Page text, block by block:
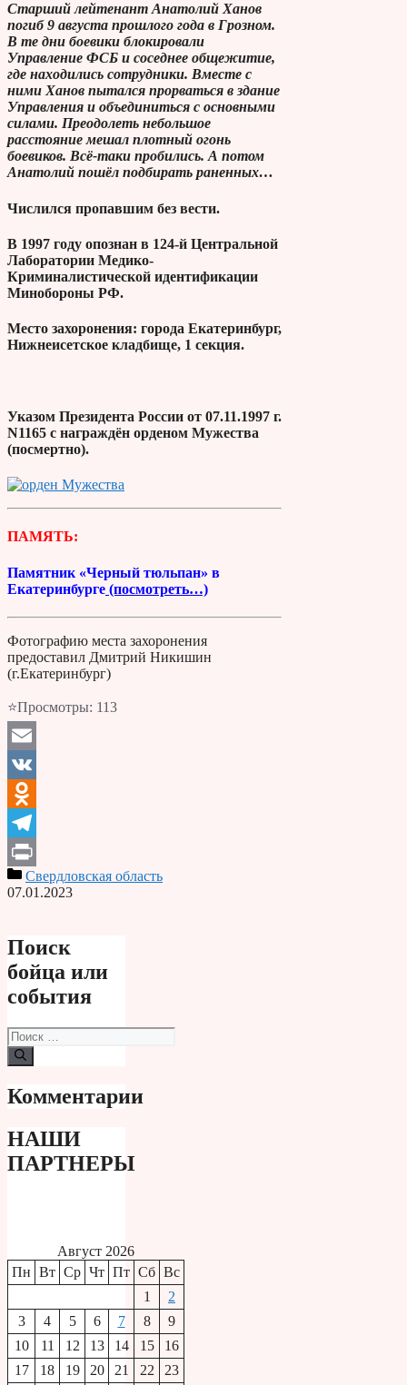
Старший лейтенант Анатолий Ханов
погиб 9 августа прошлого года в Грозном.
В те дни боевики блокировали
Управление ФСБ и соседнее общежитие,
где находились сотрудники. Вместе с
ними Ханов пытался прорваться в здание
Управления и объединиться с основными
силами. Преодолеть небольшое
расстояние мешал плотный огонь
боевиков. Всё-таки пробились. А потом
Анатолий пошёл подбирать раненных…
Числился пропавшим без вести.
В 1997 году опознан в 124-й Центральной
Лаборатории Медико-
Криминалистической идентификации
Минобороны РФ.
Место захоронения: города Екатеринбург,
Нижнеисетское кладбище, 1 секция.
Указом Президента России от 07.11.1997 г.
N1165 с награждён орденом Мужества
(посмертно).
ПАМЯТЬ:
Памятник «Черный тюльпан» в
Екатеринбурге (посмотреть…)
Фотографию места захоронения
предоставил Дмитрий Никишин
(г.Екатеринбург)
⭐Просмотры: 113
Email
VK
Odnoklassniki
Telegram
PrintСвердловская область
07.01.2023
Поиск
бойца или
события
Поиск:
Комментарии
НАШИ
ПАРТНЕРЫ
Август 2026
Пн Вт Ср Чт Пт Сб Вс
1
2
3
4 5 6 7 8
9
10
11 12 13 14 15
16
17
18 19 20 21 22 23